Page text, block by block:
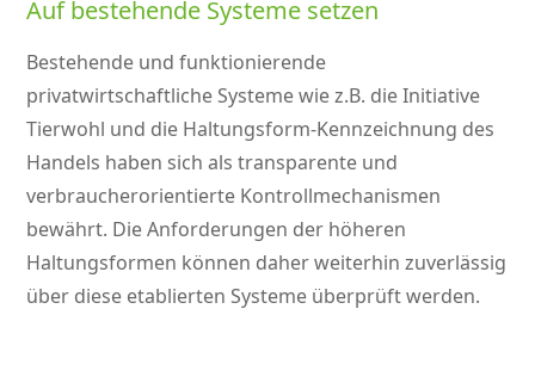
Auf bestehende Systeme setzen
Bestehende und funktionierende
privatwirtschaftliche Systeme wie z.B. die Initiative
Tierwohl und die Haltungsform-Kennzeichnung des
Handels haben sich als transparente und
verbraucherorientierte Kontrollmechanismen
bewährt. Die Anforderungen der höheren
Haltungsformen können daher weiterhin zuverlässig
über diese etablierten Systeme überprüft werden.